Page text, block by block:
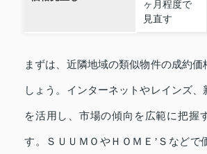
ヶ月程度で
見直す
まずは、近隣地域の類似物件の成約価
しょう。インターネットやレインズ
を活用し、市場の傾向を広範に把握
す。ＳＵＵＭＯやＨＯＭＥ’Ｓなどで